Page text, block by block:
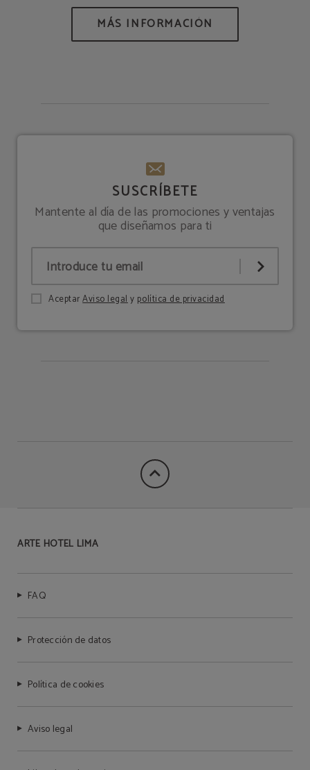
SUSCRÍBETE
Mantente al día de las promociones y ventajas
que diseñamos para ti
AceptarAviso legaly política de privacidad
ARTE HOTEL LIMA
FAQ
Protección de datos
Política de cookies
Aviso legal